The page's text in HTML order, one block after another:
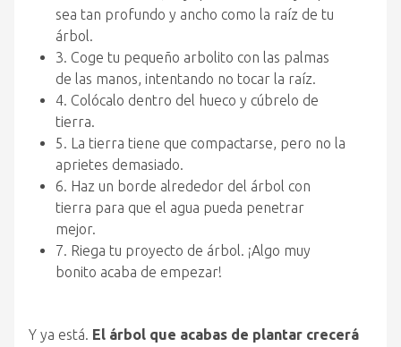
sea tan profundo y ancho como la raíz de tu
árbol.
3. Coge tu pequeño arbolito con las palmas
de las manos, intentando no tocar la raíz.
4. Colócalo dentro del hueco y cúbrelo de
tierra.
5. La tierra tiene que compactarse, pero no la
aprietes demasiado.
6. Haz un borde alrededor del árbol con
tierra para que el agua pueda penetrar
mejor.
7. Riega tu proyecto de árbol. ¡Algo muy
bonito acaba de empezar!
Y ya está. El árbol que acabas de plantar crecerá